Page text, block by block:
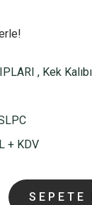
, Kek
+ KDV
SEPETE